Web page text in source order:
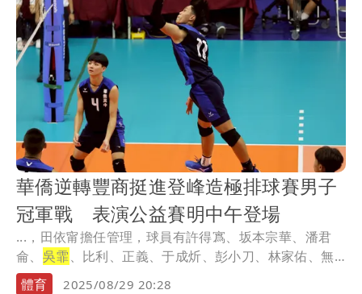
華僑逆轉豐商挺進登峰造極排球賽男子
冠軍戰 表演公益賽明中午登場
...，田依甯擔任管理，球員有許得寪、坂本宗華、潘君
侖、 吳霏、比利、正義、于成炘、彭小刀、林家佑、無
尊、林...
體育 2025/08/29 20:28